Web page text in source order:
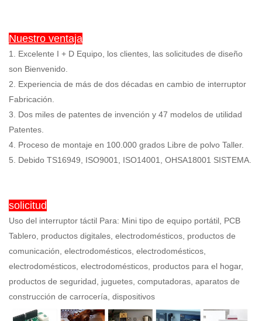
Nuestro ventaja
1. Excelente I + D Equipo, los clientes, las solicitudes de diseño
son Bienvenido.
2. Experiencia de más de dos décadas en cambio de interruptor
Fabricación.
3. Dos miles de patentes de invención y 47 modelos de utilidad
Patentes.
4. Proceso de montaje en 100.000 grados Libre de polvo Taller.
5. Debido TS16949, ISO9001, ISO14001, OHSA18001 SISTEMA.
solicitud
Uso del interruptor táctil Para: Mini tipo de equipo portátil, PCB
Tablero, productos digitales, electrodomésticos, productos de
comunicación, electrodomésticos, electrodomésticos,
electrodomésticos, electrodomésticos, productos para el hogar,
productos de seguridad, juguetes, computadoras, aparatos de
construcción de carrocería, dispositivos